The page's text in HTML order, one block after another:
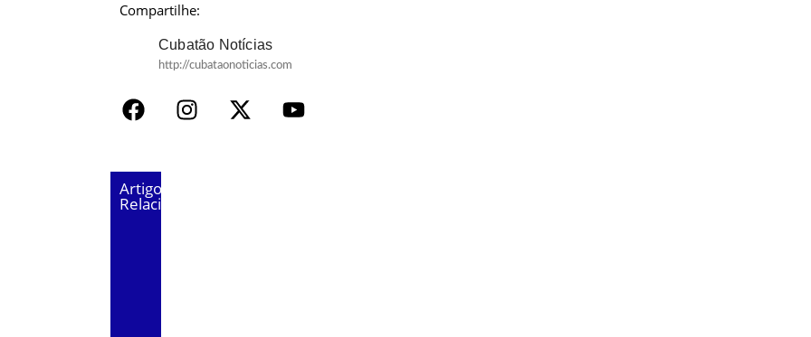
Compartilhe:
Cubatão Notícias
http://cubataonoticias.com
Artigos
Relacionados